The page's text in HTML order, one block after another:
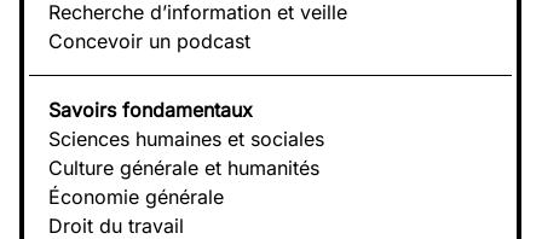
Recherche d’information et veille
Concevoir un podcast
Savoirs fondamentaux
Sciences humaines et sociales
Culture générale et humanités
Économie générale
Droit du travail